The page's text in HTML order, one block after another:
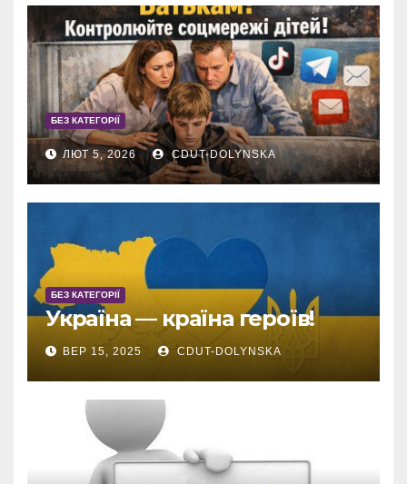
БЕЗ КАТЕГОРІЇ
ЛЮТ 5, 2026 CDUT-DOLYNSKA
БЕЗ КАТЕГОРІЇ
Україна — країна героїв!
ВЕР 15, 2025 CDUT-DOLYNSKA